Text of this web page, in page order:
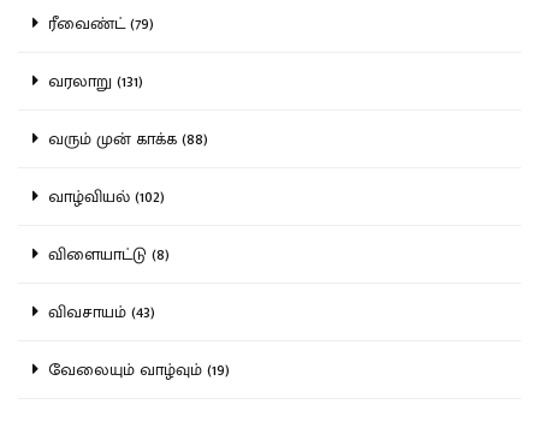
ரீவைண்ட் (79)
வரலாறு (131)
வரும் முன் காக்க (88)
வாழ்வியல் (102)
விளையாட்டு (8)
விவசாயம் (43)
வேலையும் வாழ்வும் (19)